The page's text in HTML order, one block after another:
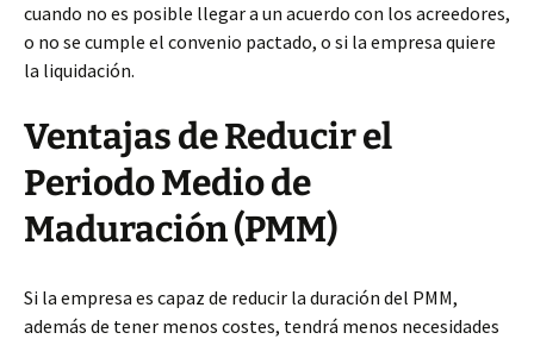
cuando no es posible llegar a un acuerdo con los acreedores,
o no se cumple el convenio pactado, o si la empresa quiere
la liquidación.
Ventajas de Reducir el
Periodo Medio de
Maduración (PMM)
Si la empresa es capaz de reducir la duración del PMM,
además de tener menos costes, tendrá menos necesidades